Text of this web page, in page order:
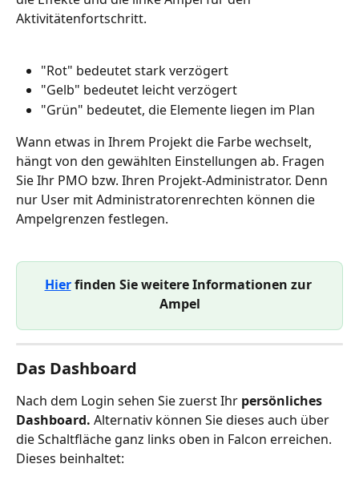
Aktivitätenfortschritt.
"Rot" bedeutet stark verzögert
"Gelb" bedeutet leicht verzögert
"Grün" bedeutet, die Elemente liegen im Plan
Wann etwas in Ihrem Projekt die Farbe wechselt,
hängt von den gewählten Einstellungen ab. Fragen
Sie Ihr PMO bzw. Ihren Projekt-Administrator. Denn
nur User mit Administratorenrechten können die
Ampelgrenzen festlegen.
Hier finden Sie weitere Informationen zur
Ampel
Das Dashboard
Nach dem Login sehen Sie zuerst Ihr persönliches
Dashboard. Alternativ können Sie dieses auch über
die Schaltfläche ganz links oben in Falcon erreichen.
Dieses beinhaltet: